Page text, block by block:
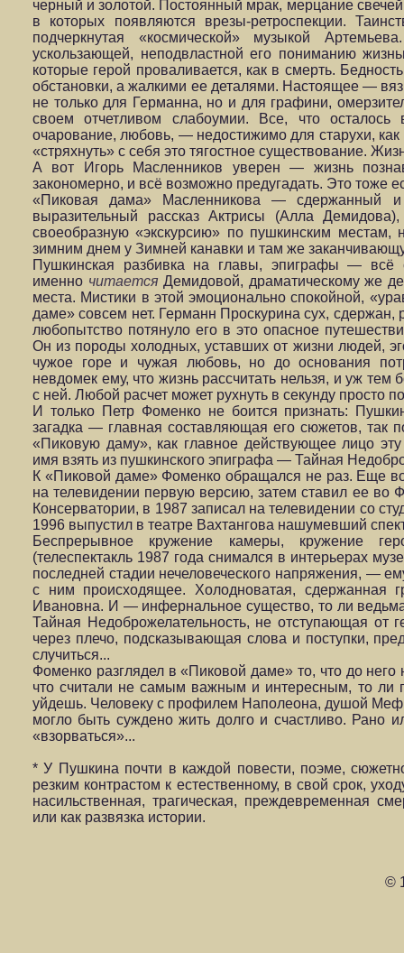
черный и золотой. Постоянный мрак, мерцание
в которых появляются врезы-ретроспекции.
подчеркнутая «космической» музыкой
ускользающей, неподвластной его пониманию
которые герой проваливается, как в смерть.
обстановки, а жалкими ее деталями. Настоящее —
не только для Германна, но и для графини,
своем отчетливом слабоумии. Все, что
очарование, любовь, — недостижимо для старухи,
«стряхнуть» с себя это тягостное существование.
А вот Игорь Масленников уверен — жизнь
закономерно, и всё возможно предугадать.
«Пиковая дама» Масленникова — сдержанный
выразительный рассказ Актрисы (Алла
своеобразную «экскурсию» по пушкинским
зимним днем у Зимней канавки и там же
Пушкинская разбивка на главы, эпиграфы — всё
именно читается Демидовой, драматическому же
места. Мистики в этой эмоционально спокойной,
даме» совсем нет. Германн Проскурина сух, сдержан,
любопытство потянуло его в это опасное
Он из породы холодных, уставших от жизни людей,
чужое горе и чужая любовь, но до основания
невдомек ему, что жизнь рассчитать нельзя, и уж тем
с ней. Любой расчет может рухнуть в секунду просто
И только Петр Фоменко не боится признать:
загадка — главная составляющая его сюжетов, так
«Пиковую даму», как главное действующее лицо
имя взять из пушкинского эпиграфа — Тайная
К «Пиковой даме» Фоменко обращался не раз. Еще
на телевидении первую версию, затем ставил ее во
Консерватории, в 1987 записал на телевидении со
1996 выпустил в театре Вахтангова нашумевший
Беспрерывное кружение камеры, кружение
(телеспектакль 1987 года снимался в интерьерах
последней стадии нечеловеческого напряжения, —
с ним происходящее. Холодноватая, сдержанная
Ивановна. И — инфернальное существо, то ли
Тайная Недоброжелательность, не отступающая от
через плечо, подсказывающая слова и поступки,
случиться...
Фоменко разглядел в «Пиковой даме» то, что до него
что считали не самым важным и интересным, то ли
уйдешь. Человеку с профилем Наполеона, душой
могло быть суждено жить долго и счастливо. Рано
«взорваться»...
* У Пушкина почти в каждой повести, поэме,
резким контрастом к естественному, в свой срок,
насильственная, трагическая, преждевременная
или как развязка истории.
©